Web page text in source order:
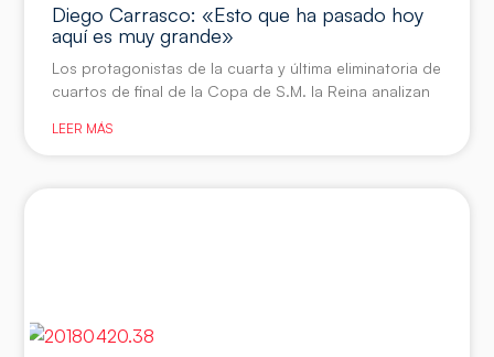
Diego Carrasco: «Esto que ha pasado hoy
aquí es muy grande»
Los protagonistas de la cuarta y última eliminatoria de
cuartos de final de la Copa de S.M. la Reina analizan
LEER MÁS